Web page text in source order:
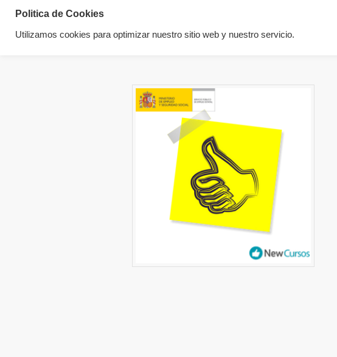
Politica de Cookies
Utilizamos cookies para optimizar nuestro sitio web y nuestro servicio.